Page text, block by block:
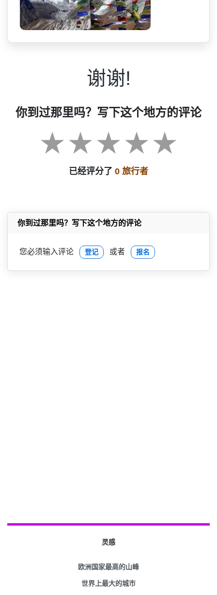
谢谢!
你到过那里吗？写下这个地方的评论
已经评分了 0 旅行者
你到过那里吗？写下这个地方的评论
您必须输入评论 登记 或者 报名
灵感
欧洲国家最高的山峰
世界上最大的城市